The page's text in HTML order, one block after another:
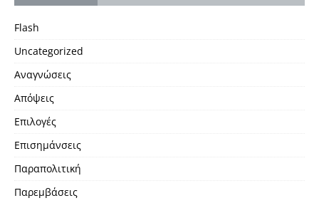
Flash
Uncategorized
Αναγνώσεις
Απόψεις
Επιλογές
Επισημάνσεις
Παραπολιτική
Παρεμβάσεις